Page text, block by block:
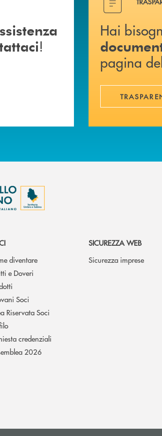
!
Hai
pagina
diventare
e Doveri
Soci
Riservata Soci
credenziali
2026
SICUREZZA WEB
Sicurezza imprese